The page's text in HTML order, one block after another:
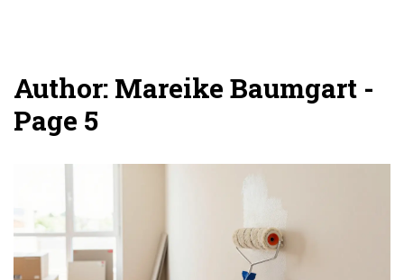
Author: Mareike Baumgart -
Page 5